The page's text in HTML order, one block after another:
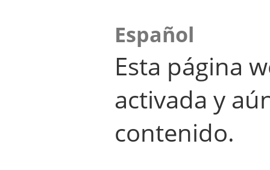
Español
Esta página
activada y
contenido.